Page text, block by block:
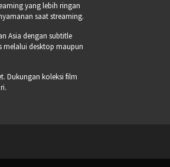
yang lebih ringan
saat streaming.
Asia dengan subtitle
melalui desktop maupun
Dukungan koleksi film